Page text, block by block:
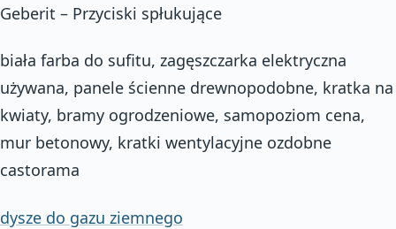
Geberit – Przyciski spłukujące
biała farba do sufitu, zagęszczarka elektryczna
używana, panele ścienne drewnopodobne, kratka na
kwiaty, bramy ogrodzeniowe, samopoziom cena,
mur betonowy, kratki wentylacyjne ozdobne
castorama
dysze do gazu ziemnego